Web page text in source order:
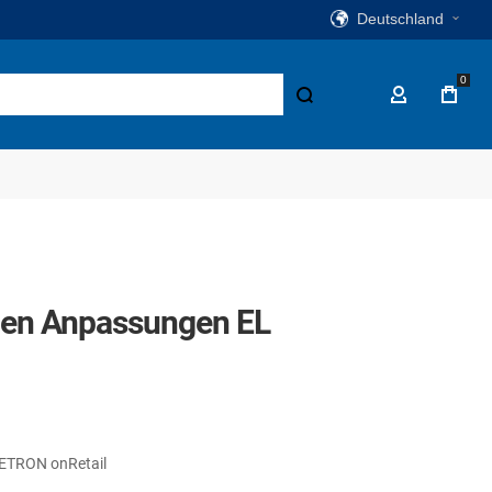
Deutschland
Mein Konto
0
Anpassungen EL
onRetail